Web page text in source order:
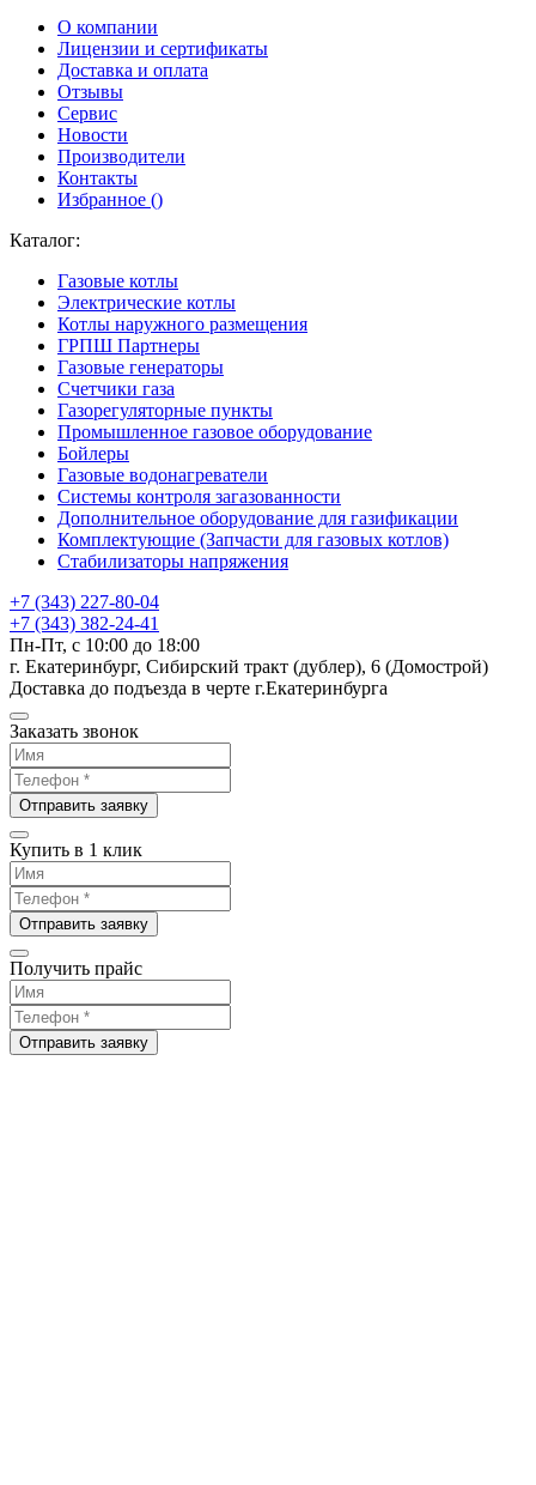
О компании
Лицензии и сертификаты
Доставка и оплата
Отзывы
Сервис
Новости
Производители
Контакты
Избранное ()
Каталог:
Газовые котлы
Электрические котлы
Котлы наружного размещения
ГРПШ Партнеры
Газовые генераторы
Счетчики газа
Газорегуляторные пункты
Промышленное газовое оборудование
Бойлеры
Газовые водонагреватели
Системы контроля загазованности
Дополнительное оборудование для газификации
Комплектующие (Запчасти для газовых котлов)
Стабилизаторы напряжения
+7 (343) 227-80-04
+7 (343) 382-24-41
Пн-Пт, с 10:00 до 18:00
г. Екатеринбург, Сибирский тракт (дублер), 6 (Домострой)
Доставка до подъезда в черте г.Екатеринбурга
Заказать звонок
Отправить заявку
Купить в 1 клик
Отправить заявку
Получить прайс
Отправить заявку